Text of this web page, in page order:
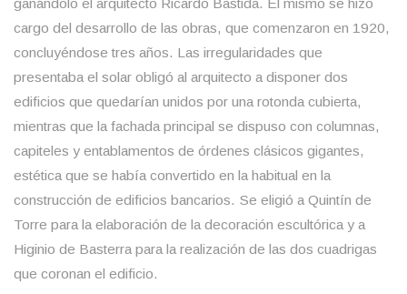
ganándolo el arquitecto Ricardo Bastida. Él mismo se hizo
cargo del desarrollo de las obras, que comenzaron en 1920,
concluyéndose tres años. Las irregularidades que
presentaba el solar obligó al arquitecto a disponer dos
edificios que quedarían unidos por una rotonda cubierta,
mientras que la fachada principal se dispuso con columnas,
capiteles y entablamentos de órdenes clásicos gigantes,
estética que se había convertido en la habitual en la
construcción de edificios bancarios. Se eligió a Quintín de
Torre para la elaboración de la decoración escultórica y a
Higinio de Basterra para la realización de las dos cuadrigas
que coronan el edificio.